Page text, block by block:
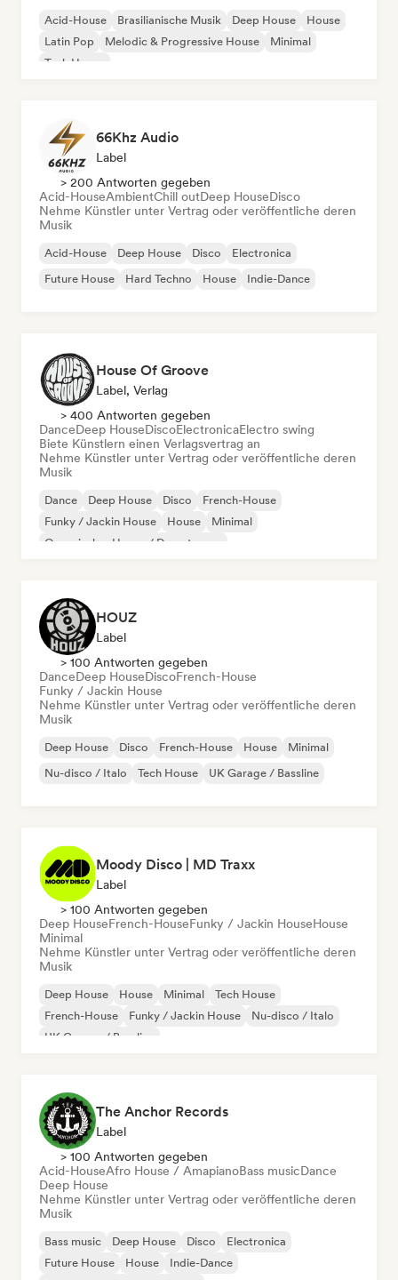
Acid-House Brasilianische Musik Deep House
House
Latin Pop
Melodic & Progressive House
Minimal
Tech House
66Khz Audio
Label
> 200 Antworten gegeben
Acid-HouseAmbientChill outDeep HouseDisco
Nehme Künstler unter Vertrag oder veröffentliche deren
Musik
Acid-House Deep House Disco
Electronica
Future House
Hard Techno House Indie-Dance
House Of Groove
Label, Verlag
> 400 Antworten gegeben
DanceDeep HouseDiscoElectronicaElectro swing
Biete Künstlern einen Verlagsvertrag an
Nehme Künstler unter Vertrag oder veröffentliche deren
Musik
Dance Deep House Disco
French-House
Funky / Jackin House
House
Minimal
Organischer House / Downtempo
HOUZ
Label
> 100 Antworten gegeben
DanceDeep HouseDiscoFrench-House
Funky / Jackin House
Nehme Künstler unter Vertrag oder veröffentliche deren
Musik
Deep House Disco French-House House
Minimal
Nu-disco / Italo
Tech House UK Garage / Bassline
Moody Disco | MD Traxx
Label
> 100 Antworten gegeben
Deep HouseFrench-HouseFunky / Jackin HouseHouse
Minimal
Nehme Künstler unter Vertrag oder veröffentliche deren
Musik
Deep House House Minimal
Tech House
French-House
Funky / Jackin House
Nu-disco / Italo
UK Garage / Bassline
The Anchor Records
Label
> 100 Antworten gegeben
Acid-HouseAfro House / AmapianoBass musicDance
Deep House
Nehme Künstler unter Vertrag oder veröffentliche deren
Musik
Bass music Deep House Disco
Electronica
Future House
House
Indie-Dance